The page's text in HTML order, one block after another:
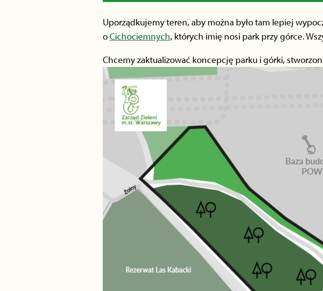
Uporządkujemy teren, aby można było tam lepiej
oCichociemnych, których imię nosi park przy górce.
Chcemy zaktualizować koncepcję parku i górki,